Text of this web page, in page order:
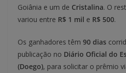
Goiânia e um de Cristalina. O
variou entre R$ 1 mil e R$ 500.
Os ganhadores têm 90 dias
publicação no Diário Oficial do
(Doego), para solicitar o prêmio